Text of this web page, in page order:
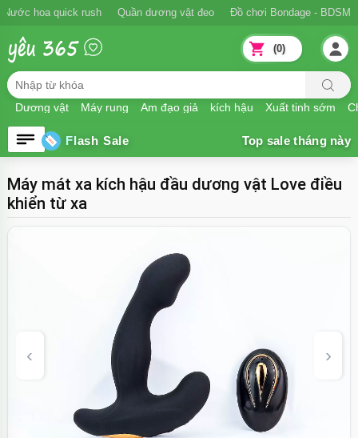
Ngăn xuất tinh sớm Nước hoa quick rush Quần dương vật đeo Đồ
Dương vật Máy rung Âm đạo giả kích hậu Xuất tinh sớm
(0)
Flash Sale
Máy mát xa kích hậu đầu dương vật Love điều
khiển từ xa